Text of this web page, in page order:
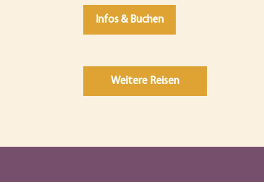
Infos & Buchen
Weitere Reisen